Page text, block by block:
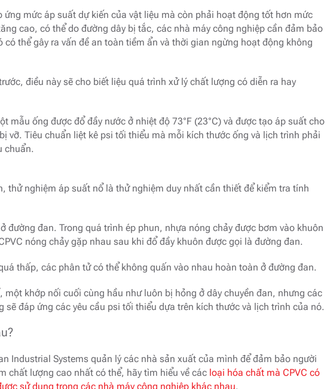
mức áp suất dự kiến ​​của vật liệu mà còn phải hoạt động tốt hơn mức
cao, có thể do đường dây bị tắc, các nhà máy công nghiệp cần đảm bảo
có thể gây ra vấn đề an toàn tiềm ẩn và thời gian ngừng hoạt động không
điều này sẽ cho biết liệu quá trình xử lý chất lượng có diễn ra hay
mẫu ống được đổ đầy nước ở nhiệt độ 73°F (23°C) và được tạo áp suất cho
vỡ. Tiêu chuẩn liệt kê psi tối thiểu mà mỗi kích thước ống và lịch trình phải
chuẩn.
thử nghiệm áp suất nổ là thử nghiệm duy nhất cần thiết để kiểm tra tính
đường đan. Trong quá trình ép phun, nhựa nóng chảy được bơm vào khuôn
nóng chảy gặp nhau sau khi đổ đầy khuôn được gọi là đường đan.
thấp, các phân tử có thể không quấn vào nhau hoàn toàn ở đường đan.
một khớp nối cuối cùng hầu như luôn bị hỏng ở dây chuyền đan, nhưng các
sẽ đáp ứng các yêu cầu psi tối thiểu dựa trên kích thước và lịch trình của nó.
Industrial Systems quản lý các nhà sản xuất của mình để đảm bảo người
chất lượng cao nhất có thể, hãy tìm hiểu về các loại hóa chất mà CPVC có
sử dụng trong các nhà máy công nghiệp khác nhau.